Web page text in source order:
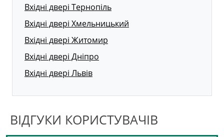
Вхідні двері Тернопіль
Вхідні двері Хмельницький
Вхідні двері Житомир
Вхідні двері Дніпро
Вхідні двері Львів
ВІДГУКИ КОРИСТУВАЧІВ